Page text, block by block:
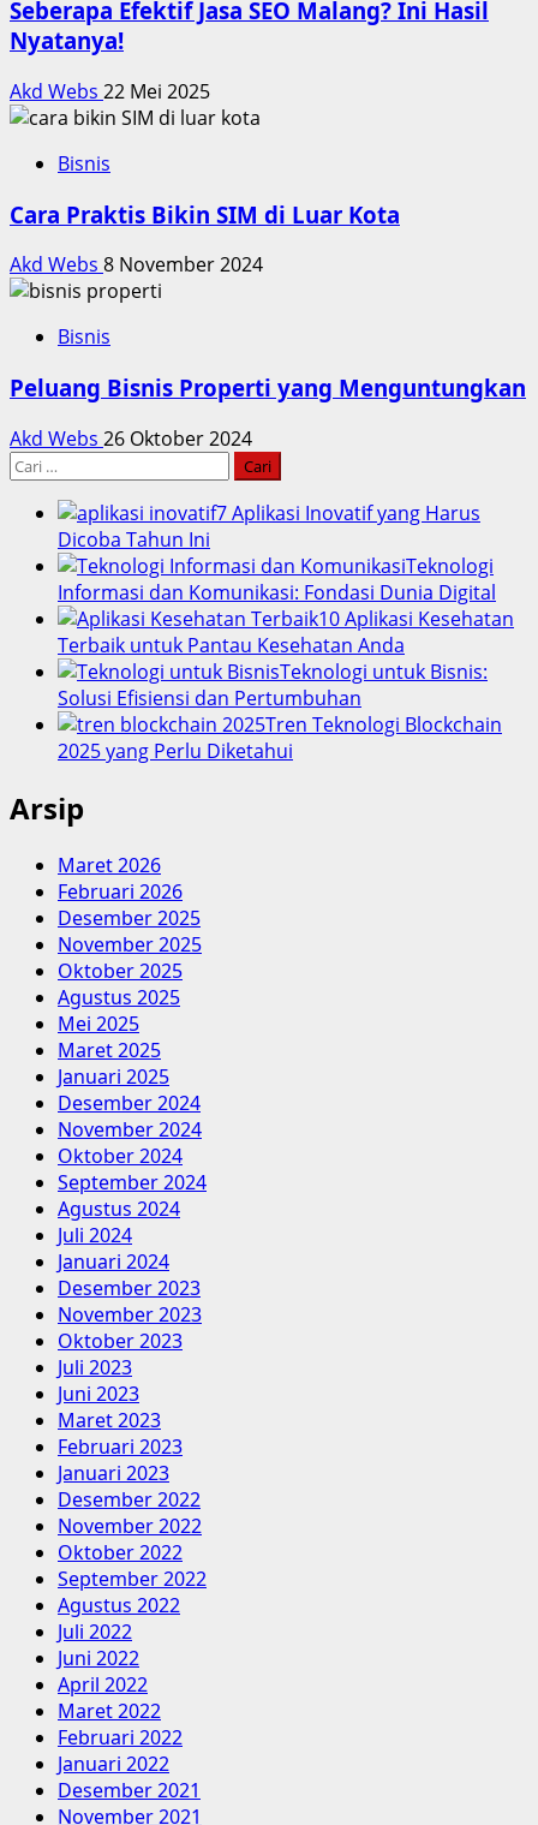
Seberapa Efektif Jasa SEO Malang? Ini Hasil
Nyatanya!
Akd Webs 22 Mei 2025
Bisnis
Cara Praktis Bikin SIM di Luar Kota
Akd Webs 8 November 2024
Bisnis
Peluang Bisnis Properti yang Menguntungkan
Akd Webs 26 Oktober 2024
Cari
untuk:
7 Aplikasi Inovatif yang Harus
Dicoba Tahun Ini
Teknologi
Informasi dan Komunikasi: Fondasi Dunia Digital
10 Aplikasi Kesehatan
Terbaik untuk Pantau Kesehatan Anda
Teknologi untuk Bisnis:
Solusi Efisiensi dan Pertumbuhan
Tren Teknologi Blockchain
2025 yang Perlu Diketahui
Arsip
Maret 2026
Februari 2026
Desember 2025
November 2025
Oktober 2025
Agustus 2025
Mei 2025
Maret 2025
Januari 2025
Desember 2024
November 2024
Oktober 2024
September 2024
Agustus 2024
Juli 2024
Januari 2024
Desember 2023
November 2023
Oktober 2023
Juli 2023
Juni 2023
Maret 2023
Februari 2023
Januari 2023
Desember 2022
November 2022
Oktober 2022
September 2022
Agustus 2022
Juli 2022
Juni 2022
April 2022
Maret 2022
Februari 2022
Januari 2022
Desember 2021
November 2021